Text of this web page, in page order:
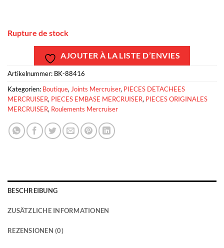
Rupture de stock
AJOUTER À LA LISTE D’ENVIES
Artikelnummer: BK-88416
Kategorien: Boutique, Joints Mercruiser, PIECES DETACHEES
MERCRUISER, PIECES EMBASE MERCRUISER, PIECES ORIGINALES
MERCRUISER, Roulements Mercruiser
BESCHREIBUNG
ZUSÄTZLICHE INFORMATIONEN
REZENSIONEN (0)